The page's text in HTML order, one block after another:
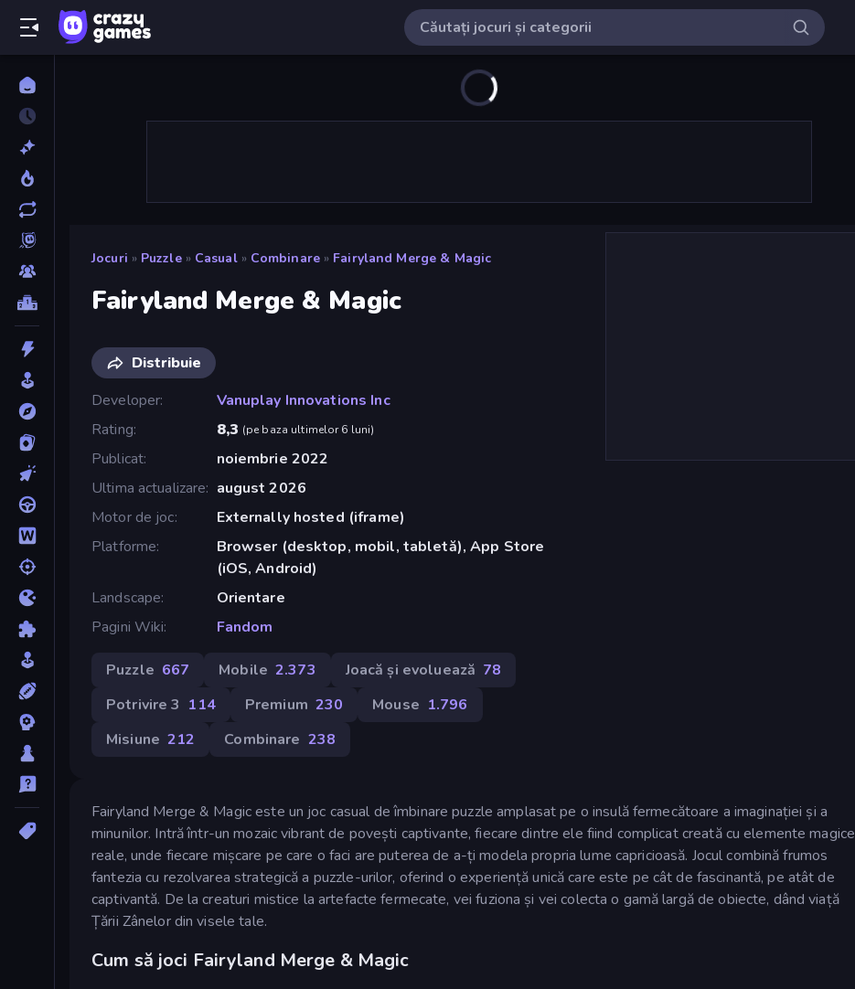
Jocuri » Puzzle » Casual » Combinare » Fairyland Merge & Magic
Fairyland Merge & Magic
Distribuie
Developer
Vanuplay Innovations Inc
Rating
8,3 (pe baza ultimelor 6 luni)
Publicat
noiembrie 2022
Ultima actualizare
august 2026
Motor de joc
Externally hosted (iframe)
Platforme
Browser (desktop, mobil, tabletă), App Store
(iOS, Android)
Landscape
Orientare
Pagini Wiki
Fandom
Puzzle 667 Mobile 2.373 Joacă și evoluează 78
Potrivire 3 114 Premium 230 Mouse 1.796
Misiune 212 Combinare 238
Fairyland Merge & Magic este un joc casual de îmbinare puzzle amplasat pe o insulă fermecătoare a imaginației și a
minunilor. Intră într-un mozaic vibrant de povești captivante, fiecare dintre ele fiind complicat creată cu elemente magice
reale, unde fiecare mișcare pe care o faci are puterea de a-ți modela propria lume capricioasă. Jocul combină frumos
fantezia cu rezolvarea strategică a puzzle-urilor, oferind o experiență unică care este pe cât de fascinantă, pe atât de
captivantă. De la creaturi mistice la artefacte fermecate, vei fuziona și vei colecta o gamă largă de obiecte, dând viață
Țării Zânelor din visele tale.
Cum să joci Fairyland Merge & Magic